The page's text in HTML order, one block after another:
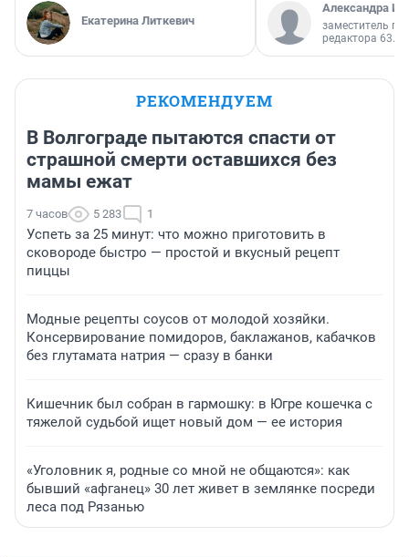
Екатерина Литкевич
Александра
заместитель
редактора 63.RU
РЕКОМЕНДУЕМ
В Волгограде пытаются спасти от
страшной смерти оставшихся без
мамы ежат
7 часов 5 283 1
Успеть за 25 минут: что можно приготовить в
сковороде быстро — простой и вкусный рецепт
пиццы
Модные рецепты соусов от молодой хозяйки.
Консервирование помидоров, баклажанов, кабачков
без глутамата натрия — сразу в банки
Кишечник был собран в гармошку: в Югре кошечка с
тяжелой судьбой ищет новый дом — ее история
«Уголовник я, родные со мной не общаются»: как
бывший «афганец» 30 лет живет в землянке посреди
леса под Рязанью